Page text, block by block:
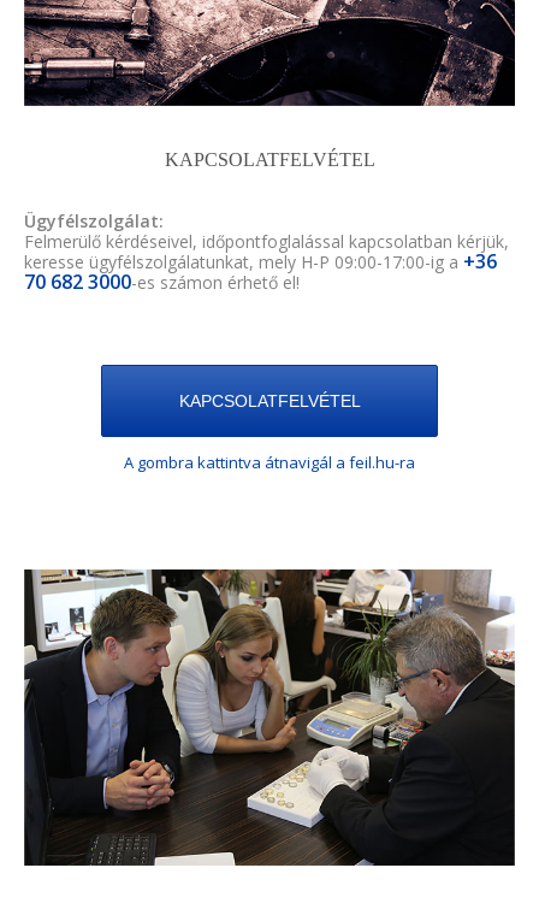
KAPCSOLATFELVÉTEL
Ügyfélszolgálat:
Felmerülő kérdéseivel, időpontfoglalással kapcsolatban kérjük,
keresse ügyfélszolgálatunkat, mely H-P 09:00-17:00-ig a +36
70 682 3000-es számon érhető el!
KAPCSOLATFELVÉTEL
A gombra kattintva átnavigál a feil.hu-ra